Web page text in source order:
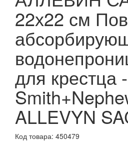
22х22 см
для крестца -
ALLEVYN
Код товара: 450479